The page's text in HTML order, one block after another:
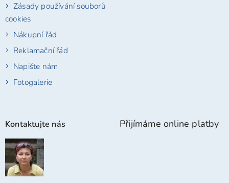
Zásady používání souborů
cookies
Nákupní řád
Reklamační řád
Napište nám
Fotogalerie
Kontaktujte nás Přijímáme online platby